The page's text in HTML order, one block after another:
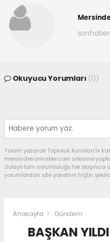
Okuyucu Yorumları (0)
Yorum yazarak Topluluk Kuralları’nı
mersindesonhaber.com sitesine
dolaylı tüm sorumluluğu tek başınıza
yorumlardan site yönetimi hiçbir
Anasayfa Gündem
BAŞKAN